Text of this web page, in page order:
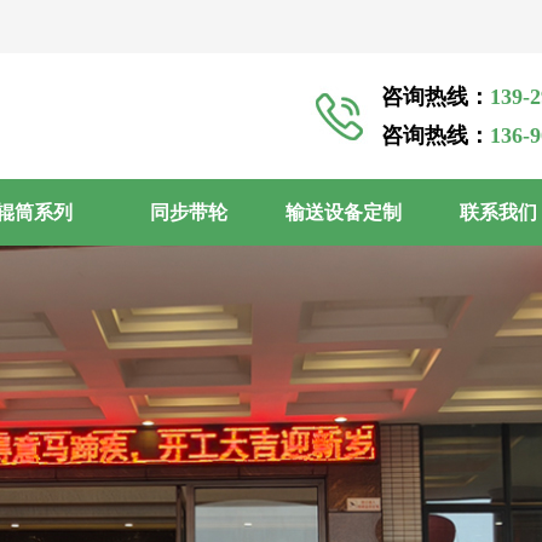
筒系列 同步带轮 输送设备定制 联系我们
咨询热线： 139-
咨询热线： 136-